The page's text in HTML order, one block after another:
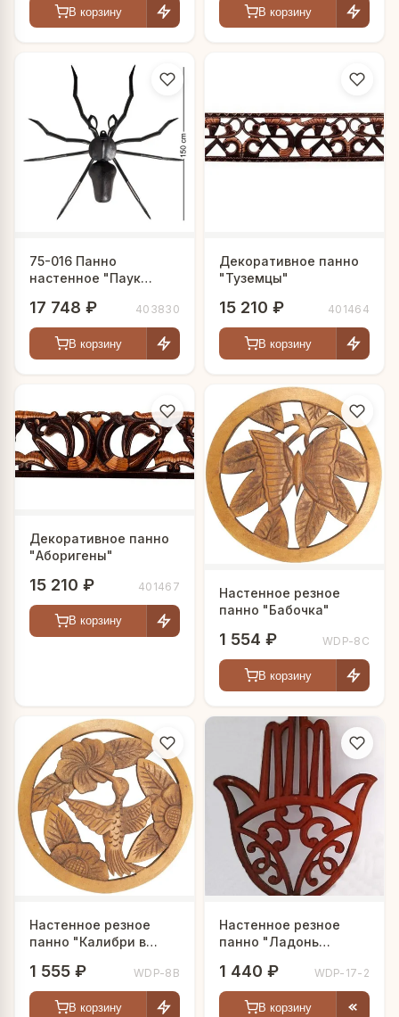
В корзину В корзину
75-016 Панно
настенное "Паук
(албезия, о.Бали) 150
см
17 748 ₽ 403830
В корзину
Декоративное панно
"Туземцы"
15 210 ₽ 401464
В корзину
Декоративное панно
"Аборигены"
15 210 ₽ 401467
В корзину
Настенное резное
панно "Бабочка"
1 554 ₽ WDP-8C
В корзину
Настенное резное
панно "Калибри в
1 555 ₽ WDP-8B
В корзину
Настенное резное
панно "Ладонь
1 440 ₽ WDP-17-2
В корзину